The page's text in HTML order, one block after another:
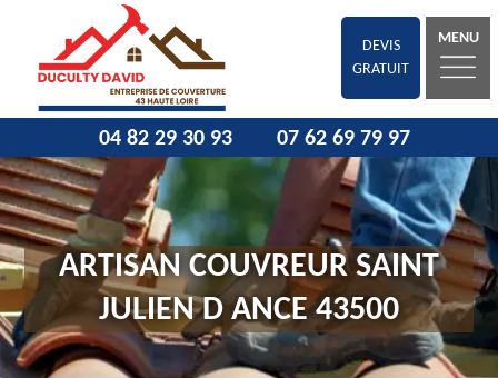
DEVIS
GRATUIT
MENU
04 82 29 30 93 07 62 69 79 97
ARTISAN COUVREUR SAINT
JULIEN D ANCE 43500